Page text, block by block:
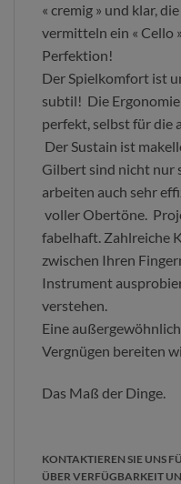
« cremig » und klar,
vermitteln ein « Cello
Perfektion!
Der Spielkomfort ist
subtil! Die Ergonomie
perfekt, selbst für die
Der Sustain ist
Gilbert sind nicht nur
arbeiten auch sehr
voller Obertöne.
fabelhaft. Zahlreiche
zwischen Ihren
Instrument
verstehen.
Eine
Vergnügen bereiten
Das Maß der Dinge.
KONTAKTIEREN SIE UNS
ÜBER VERFÜGBARKEIT